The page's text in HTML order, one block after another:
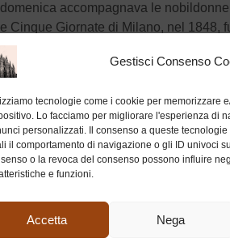
Gestisci Consenso
tecnologie come i cookie per memorizzare
Lo facciamo per migliorare l'esperienza di
personalizzati. Il consenso a queste
il comportamento di navigazione o gli ID univoci
o la revoca del consenso possono influire
e funzioni.
Accetta Nega
accompagnava le
Cinque Giornate di Milano, nel 1848,
è la tipica maschera dei
far nulla. Non è a caso che i
ad una fetta di panettone possono
ma perché gli ricorda la sua
maschera venne introdotta in teatro
gli ha dato l’immagine del
Porta ha contribuito ad
alla metà dell’Ottocento, epoca in cui
diventato simbolo dell’animo patriottico